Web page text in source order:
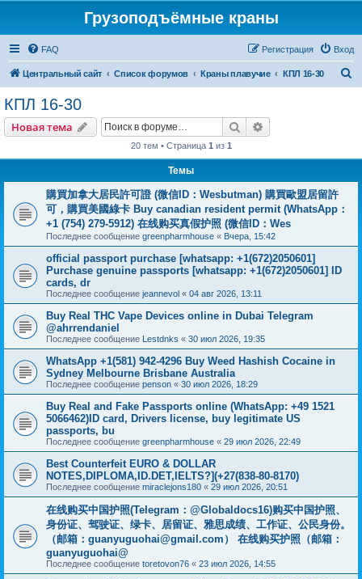
Грузоподъёмные краны
FAQ Вход
Регистрация
Центральный сайт Список форумов Краны плавучие КПЛ 16-30
КПЛ 16-30
Новая тема Поиск
20 тем • Страница 1 из 1
Темы
購買加拿大居民許可證 (微信ID：Wesbutman) 購買歐盟居留許
可，購買美國綠卡 Buy canadian resident permit (WhatsApp：
+1 (754) 279-5912) 在线购买真假护照 (微信ID：Wes
Последнее сообщение greenpharmhouse « Вчера, 15:42
official passport purchase [whatsapp: +1(672)2050601]
Purchase genuine passports [whatsapp: +1(672)2050601] ID
cards, dr
Последнее сообщение jeannevol « 04 авг 2026, 13:11
Buy Real THC Vape Devices online in Dubai Telegram
@ahrrendaniel
Последнее сообщение Lestdnks « 30 июл 2026, 19:35
WhatsApp +1(581) 942-4296 Buy Weed Hashish Cocaine in
Sydney Melbourne Brisbane Australia
Последнее сообщение penson « 30 июл 2026, 18:29
Buy Real and Fake Passports online (WhatsApp: +49 1521
5066462)ID card, Drivers license, buy legitimate US
passports, bu
Последнее сообщение greenpharmhouse « 29 июл 2026, 22:49
Best Counterfeit EURO & DOLLAR
NOTES,DIPLOMA,ID.DET,IELTS?](+27(838-80-8170)
Последнее сообщение miraclejons180 « 29 июл 2026, 20:51
在线购买中国护照(Telegram：@Globaldocs16)购买中国护照、
身份证、驾驶证、绿卡、居留证、雅思成绩、工作证、公民身份。
（邮箱： guanyuguohai@gmail.com ） 在线购买护照（邮箱：
guanyuguohai@
Последнее сообщение toretovon76 « 23 июл 2026, 14:55